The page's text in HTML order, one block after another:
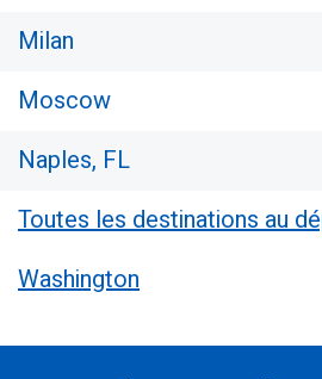
Milan
Moscow
Naples, FL
Toutes les destinations au
Washington